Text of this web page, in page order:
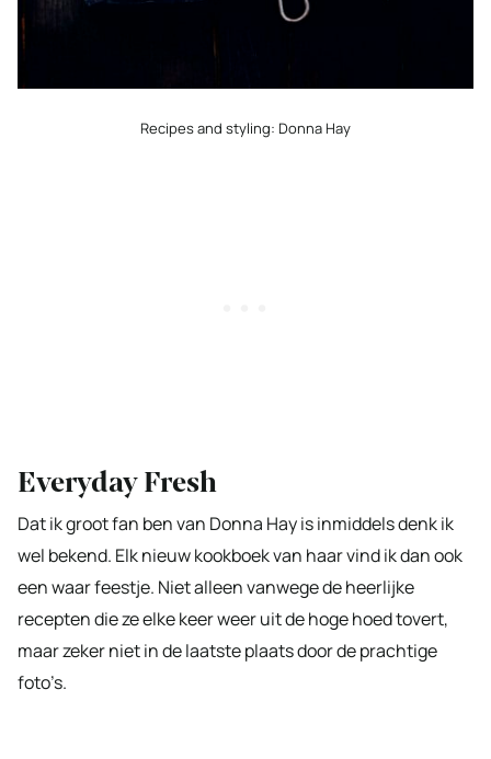
Recipes and styling: Donna Hay
Everyday Fresh
Dat ik groot fan ben van Donna Hay is inmiddels denk ik
wel bekend. Elk nieuw kookboek van haar vind ik dan ook
een waar feestje. Niet alleen vanwege de heerlijke
recepten die ze elke keer weer uit de hoge hoed tovert,
maar zeker niet in de laatste plaats door de prachtige
foto’s.